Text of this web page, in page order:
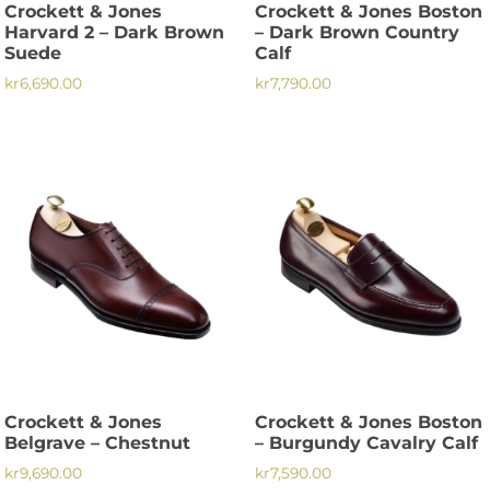
Crockett & Jones
Harvard 2 – Dark Brown
Suede
kr6,690.00
flera
varianter.
alternativen
produktsidan
Crockett & Jones Boston
– Dark Brown Country
Calf
kr7,790.00
flera
varianter.
alternativen
produktsidan
Crockett & Jones
Belgrave – Chestnut
kr9,690.00
Crockett & Jones Boston
– Burgundy Cavalry Calf
kr7,590.00